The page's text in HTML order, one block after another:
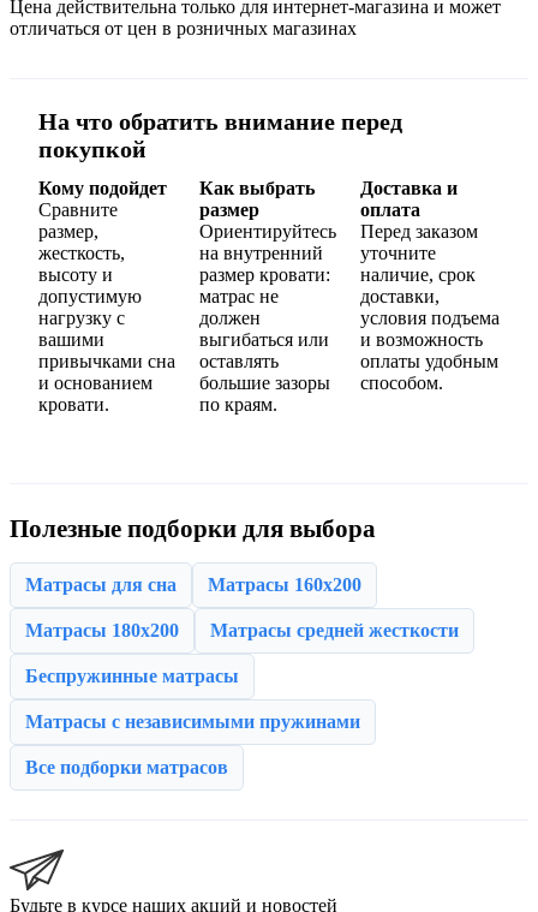
Цена действительна только для интернет-магазина и может
отличаться от цен в розничных магазинах
На что обратить внимание перед
покупкой
Кому подойдет
Сравните
размер,
жесткость,
высоту и
допустимую
нагрузку с
вашими
привычками сна
и основанием
кровати.
Как выбрать
размер
Ориентируйтесь
на внутренний
размер кровати:
матрас не
должен
выгибаться или
оставлять
большие зазоры
по краям.
Доставка и
оплата
Перед заказом
уточните
наличие, срок
доставки,
условия подъема
и возможность
оплаты удобным
способом.
Полезные подборки для выбора
Матрасы для сна Матрасы 160x200
Матрасы 180x200 Матрасы средней жесткости
Беспружинные матрасы
Матрасы с независимыми пружинами
Все подборки матрасов
Будьте в курсе наших акций и новостей